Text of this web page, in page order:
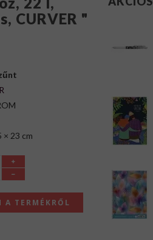
CURVER "
× 23 cm
A TERMÉKRŐL